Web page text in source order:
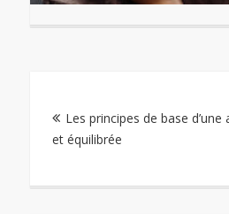
de
l’article
Les principes de base
et équilibrée